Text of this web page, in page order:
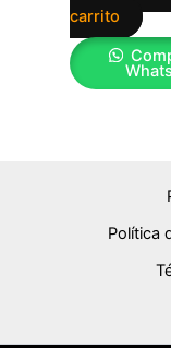
carrito
Política